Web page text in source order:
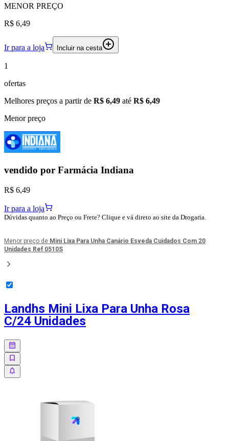
MENOR PREÇO
R$ 6,49
Ir para a loja Incluir na cesta
1
ofertas
Melhores preços a partir de R$ 6,49 até R$ 6,49
Menor preço
vendido por Farmácia Indiana
R$ 6,49
Ir para a loja
Dúvidas quanto ao Preço ou Frete? Clique e vá direto ao site da Drogaria.
Menor preço de Mini Lixa Para Unha Canário Esveda Cuidados Com 20
Unidades Ref 0510S
Landhs Mini Lixa Para Unha Rosa
C/24 Unidades